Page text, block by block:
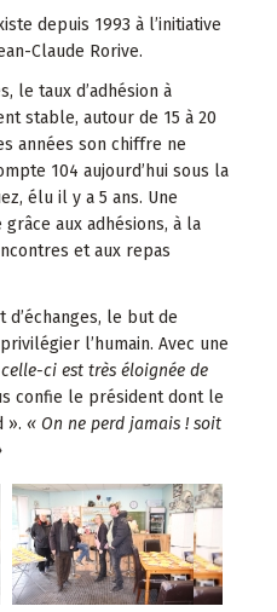
depuis 1993 à l’initiative
Claude Rorive.
le taux d’adhésion à
stable, autour de 15 à 20
années son chiffre ne
104 aujourd’hui sous la
élu il y a 5 ans. Une
grâce aux adhésions, à la
et aux repas
le but de
l’humain. Avec une
ci est très éloignée de
confie le président dont le
». « On ne perd jamais ! soit